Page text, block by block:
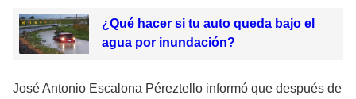
¿Qué hacer si tu auto queda bajo el
agua por inundación?
José Antonio Escalona Péreztello informó que después de